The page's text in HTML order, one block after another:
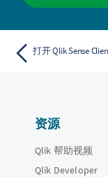
资源
Qlik 帮助视频
Qlik Developer